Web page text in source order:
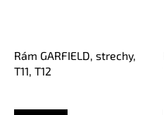
Rám GARFIELD, strechy,
T11, T12